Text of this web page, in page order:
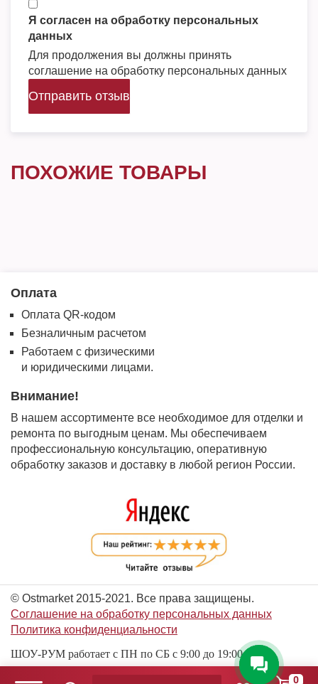
Я согласен на обработку персональных
данных
Для продолжения вы должны принять
соглашение на обработку персональных данных
Отправить отзыв
ПОХОЖИЕ ТОВАРЫ
Оплата
Оплата QR-кодом
Безналичным расчетом
Работаем с физическими
и юридическими лицами.
Внимание!
В нашем ассортименте все необходимое для отделки и
ремонта по выгодным ценам. Мы обеспечиваем
профессиональную консультацию, оперативную
обработку заказов и доставку в любой регион России.
© Ostmarket 2015-2021. Все права защищены.
Соглашение на обработку персональных данных
Политика конфиденциальности
ШОУ-РУМ работает с ПН по СБ с 9:00 до 19:00
0